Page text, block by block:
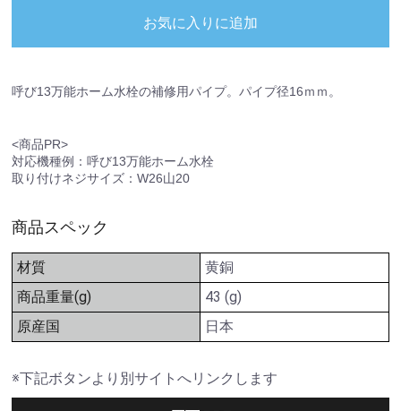
お気に入りに追加
呼び13万能ホーム水栓の補修用パイプ。パイプ径16ｍｍ。
<商品PR>
対応機種例：呼び13万能ホーム水栓
取り付けネジサイズ：W26山20
商品スペック
材質
黄銅
商品重量(g)
43 (g)
原産国
日本
※下記ボタンより別サイトへリンクします